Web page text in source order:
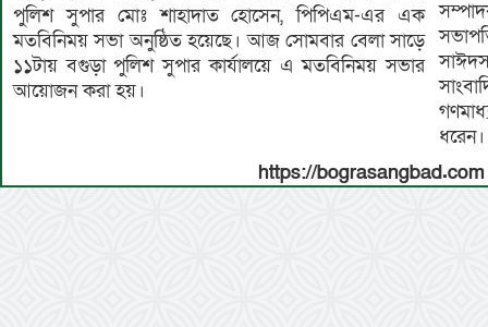
পুলিশ সুপার মোঃ শাহাদাত হোসেন, পিপিএম-এর এক
মতবিনিময় সভা অনুষ্ঠিত হয়েছে। আজ সোমবার বেলা সাড়ে
১১টায় বগুড়া পুলিশ সুপার কার্যালয়ে এ মতবিনিময় সভার
আয়োজন করা হয়।
ধরেন।
https://